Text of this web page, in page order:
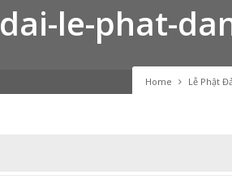
Home Lễ Phật
dai-le-phat-